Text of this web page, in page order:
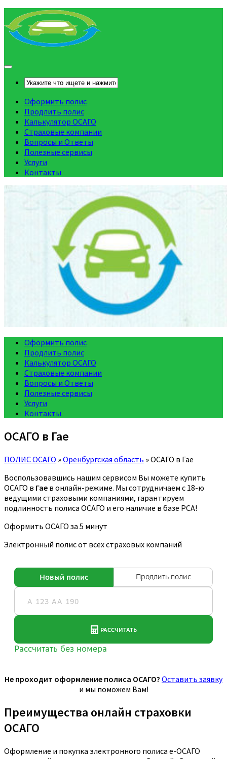
Оформить полис
Продлить полис
Калькулятор ОСАГО
Страховые компании
Вопросы и Ответы
Полезные сервисы
Услуги
Контакты
Оформить полис
Продлить полис
Калькулятор ОСАГО
Страховые компании
Вопросы и Ответы
Полезные сервисы
Услуги
Контакты
ОСАГО в Гае
ПОЛИС ОСАГО »Оренбургская область »ОСАГО в Гае
Воспользовавшись нашим сервисом Вы можете купить
ОСАГО в Гае в онлайн-режиме. Мы сотрудничаем с 18-ю
ведущими страховыми компаниями, гарантируем
подлинность полиса ОСАГО и его наличие в базе РСА!
Оформить ОСАГО за 5 минут
Электронный полис от всех страховых компаний
Не проходит оформление полиса ОСАГО? Оставить заявку
и мы поможем Вам!
Преимущества онлайн страховки
ОСАГО
Оформление и покупка электронного полиса е-ОСАГО